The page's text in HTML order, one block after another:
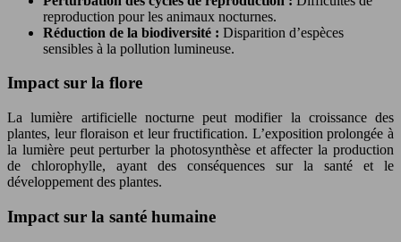
reproduction pour les animaux nocturnes.
Réduction de la biodiversité : Disparition d’espèces
sensibles à la pollution lumineuse.
Impact sur la flore
La lumière artificielle nocturne peut modifier la croissance des
plantes, leur floraison et leur fructification. L’exposition prolongée à
la lumière peut perturber la photosynthèse et affecter la production
de chlorophylle, ayant des conséquences sur la santé et le
développement des plantes.
Impact sur la santé humaine